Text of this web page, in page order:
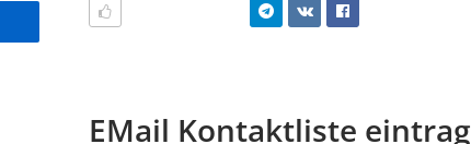
EMail Kontaktliste